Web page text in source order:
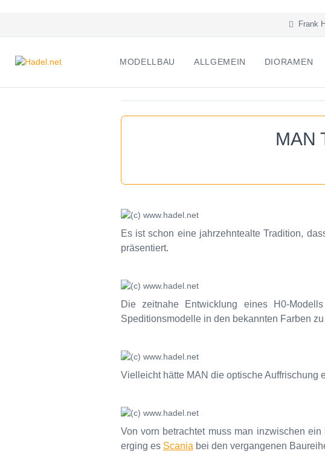
Frank
MODELLBAU ALLGEMEIN DIORAMEN
MAN
Es ist schon eine jahrzehntealte Tradition,
präsentiert.
Die zeitnahe Entwicklung eines H0-
Speditionsmodelle in den bekannten Farben
Vielleicht hätte MAN die optische Auffrischung
Von vorn betrachtet muss man inzwischen
erging es Scania bei den vergangenen